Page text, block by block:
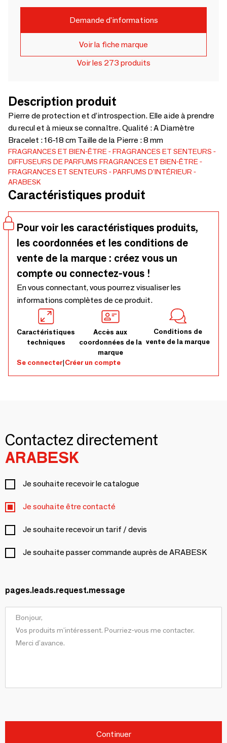
Demande d'informations
Voir la fiche marque
Voir les 273 produits
Description produit
Pierre de protection et d’introspection. Elle aide à prendre
du recul et à mieux se connaître. Qualité : A Diamètre
Bracelet : 16-18 cm Taille de la Pierre : 8 mm
FRAGRANCES ET BIEN-ÊTRE
FRAGRANCES ET SENTEURS
DIFFUSEURS DE PARFUMS FRAGRANCES ET BIEN-ÊTRE
FRAGRANCES ET SENTEURS
PARFUMS D'INTÉRIEUR
ARABESK
Caractéristiques produit
Pour voir les caractéristiques produits,
les coordonnées et les conditions de
vente de la marque : créez vous un
compte ou connectez-vous !
En vous connectant, vous pourrez visualiser les
informations complètes de ce produit.
Caractéristiques
techniques
Accès aux
coordonnées de la
marque
Conditions de
vente de la marque
Se connecter|Créer un compte
Contactez directement
ARABESK
Je souhaite recevoir le catalogue
Je souhaite être contacté
Je souhaite recevoir un tarif / devis
Je souhaite passer commande auprès de ARABESK
pages.leads.request.message
Continuer